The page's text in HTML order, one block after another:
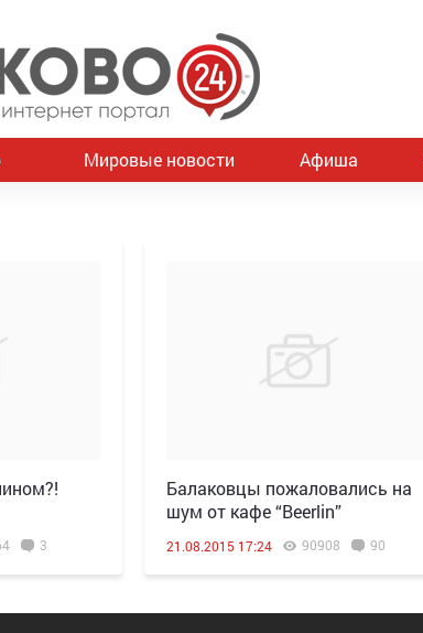
Мировые новости Афиша
3
Балаковцы пожаловались на
шум от кафе “Beerlin”
21.08.2015 17:24 90908 90